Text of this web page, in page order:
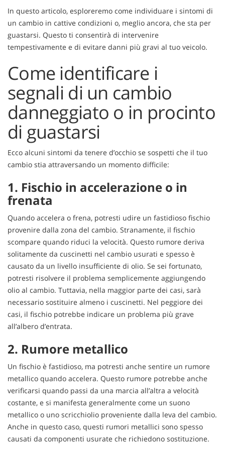
In questo articolo, esploreremo come individuare i sintomi di
un cambio in cattive condizioni o, meglio ancora, che sta per
guastarsi. Questo ti consentirà di intervenire
tempestivamente e di evitare danni più gravi al tuo veicolo.
Come identificare i
segnali di un cambio
danneggiato o in procinto
di guastarsi
Ecco alcuni sintomi da tenere d’occhio se sospetti che il tuo
cambio stia attraversando un momento difficile:
1. Fischio in accelerazione o in
frenata
Quando accelera o frena, potresti udire un fastidioso fischio
provenire dalla zona del cambio. Stranamente, il fischio
scompare quando riduci la velocità. Questo rumore deriva
solitamente da cuscinetti nel cambio usurati e spesso è
causato da un livello insufficiente di olio. Se sei fortunato,
potresti risolvere il problema semplicemente aggiungendo
olio al cambio. Tuttavia, nella maggior parte dei casi, sarà
necessario sostituire almeno i cuscinetti. Nel peggiore dei
casi, il fischio potrebbe indicare un problema più grave
all’albero d’entrata.
2. Rumore metallico
Un fischio è fastidioso, ma potresti anche sentire un rumore
metallico quando accelera. Questo rumore potrebbe anche
verificarsi quando passi da una marcia all’altra a velocità
costante, e si manifesta generalmente come un suono
metallico o uno scricchiolio proveniente dalla leva del cambio.
Anche in questo caso, questi rumori metallici sono spesso
causati da componenti usurate che richiedono sostituzione.
descritte.
Per
ottenere
maggiori
informazioni
sul
funzionamento
di
questi
strumenti
di
tracciamento
si
rimanda
cookie
policy.
Puoi
rivedere
e
modificare
le
tue
scelte
in
qualsiasi
momento.
Cookie necessari
Cookie delle preferenze
Cookie per il miglioramento dell'esperienza utente